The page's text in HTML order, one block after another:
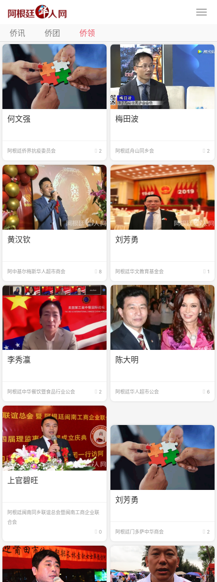
侨讯 侨团 侨领
何文强
阿根廷侨界抗疫委员会 2
梅田波
阿根廷舟山同乡会 2
黄汉钦
阿中基尔梅斯华人超市商会 8
刘芳勇
阿根廷华文教育基金会 1
李秀灜
阿根廷中华餐饮暨食品行业公会 2
陈大明
阿根廷华人超市公会 6
上官碧旺
阿根廷闽南同乡联谊总会暨闽南工商企业联
合会
0
刘芳勇
阿根廷门多萨中华商会 2